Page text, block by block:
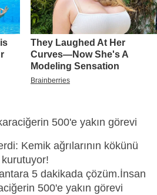
500'e yakın görevi
Kemik ağrılarının kökünü
kurutuyor!
5 dakikada çözüm.İnsan
500'e yakın görevi